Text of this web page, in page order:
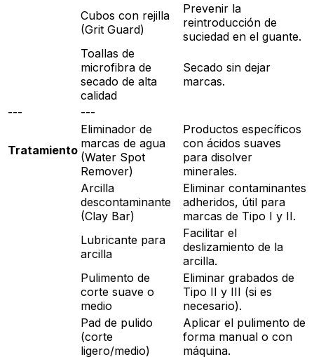
Cubos con rejilla
(Grit Guard)
Prevenir la
reintroducción de
suciedad en el guante.
Toallas de
microfibra de
secado de alta
calidad
Secado sin dejar
marcas.
--- ---
Tratamiento
Eliminador de
marcas de agua
(Water Spot
Remover)
Productos específicos
con ácidos suaves
para disolver
minerales.
Arcilla
descontaminante
(Clay Bar)
Eliminar contaminantes
adheridos, útil para
marcas de Tipo I y II.
Lubricante para
arcilla
Facilitar el
deslizamiento de la
arcilla.
Pulimento de
corte suave o
medio
Eliminar grabados de
Tipo II y III (si es
necesario).
Pad de pulido
(corte
ligero/medio)
Aplicar el pulimento de
forma manual o con
máquina.